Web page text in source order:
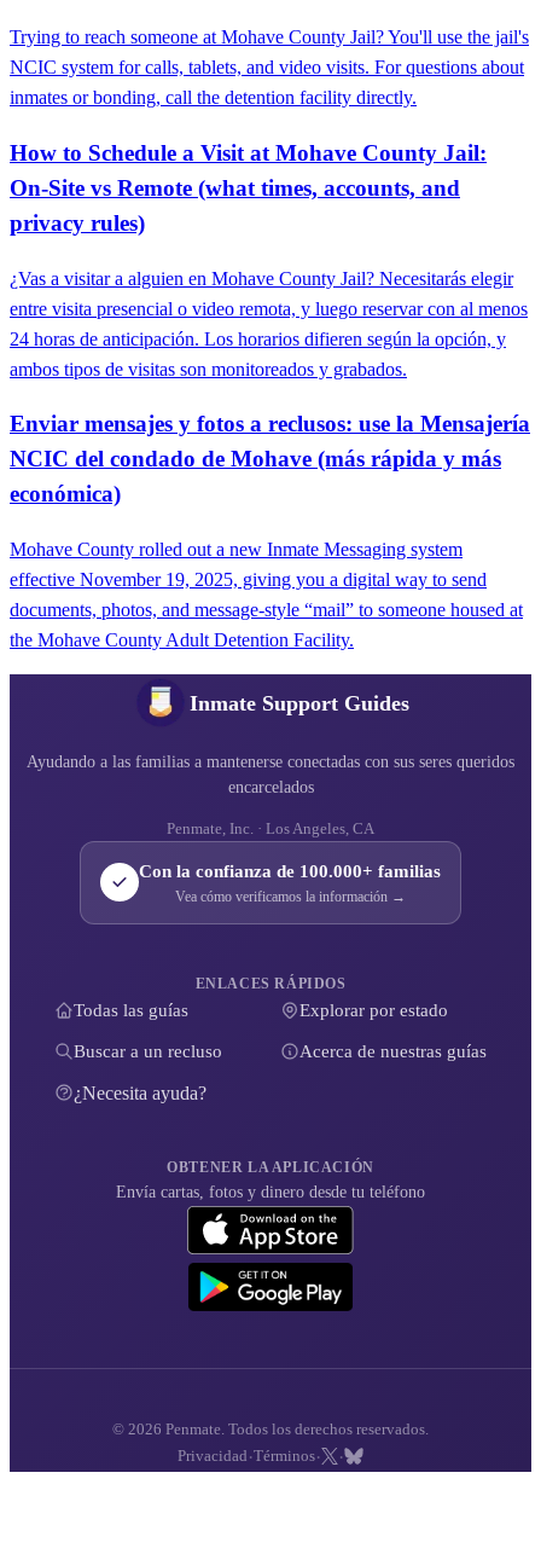
Trying to reach someone at Mohave County Jail? You'll use the jail's
NCIC system for calls, tablets, and video visits. For questions about
inmates or bonding, call the detention facility directly.
How to Schedule a Visit at Mohave County Jail:
On‑Site vs Remote (what times, accounts, and
privacy rules)
¿Vas a visitar a alguien en Mohave County Jail? Necesitarás elegir
entre visita presencial o video remota, y luego reservar con al menos
24 horas de anticipación. Los horarios difieren según la opción, y
ambos tipos de visitas son monitoreados y grabados.
Enviar mensajes y fotos a reclusos: use la Mensajería
NCIC del condado de Mohave (más rápida y más
económica)
Mohave County rolled out a new Inmate Messaging system
effective November 19, 2025, giving you a digital way to send
documents, photos, and message-style “mail” to someone housed at
the Mohave County Adult Detention Facility.
Inmate Support Guides
Ayudando a las familias a mantenerse conectadas con sus seres queridos
encarcelados
Penmate, Inc. · Los Angeles, CA
Con la confianza de 100.000+ familias
Vea cómo verificamos la información →
ENLACES RÁPIDOS
Todas las guías Explorar por estado
Buscar a un recluso Acerca de nuestras guías
¿Necesita ayuda?
OBTENER LA APLICACIÓN
Envía cartas, fotos y dinero desde tu teléfono
© 2026 Penmate. Todos los derechos reservados.
Privacidad ·Términos· ·